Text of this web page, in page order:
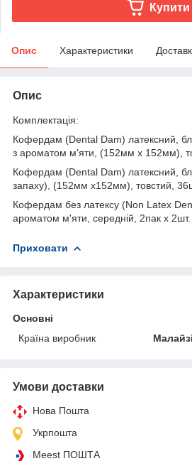
Купити
Опис Характеристики
Опис
Комплектація:
Кофердам (Dental Dam) латексний,
з ароматом м'яти, (152мм х 152мм),
Кофердам (Dental Dam) латексний,
запаху), (152мм х152мм), товстий,
Кофердам без латексу (Non Latex
ароматом м'яти, середній, 2пак х 2шт.
Приховати
Характеристики
Основні
Країна виробник
Умови доставки
Нова Пошта
Укрпошта
Meest ПОШТА